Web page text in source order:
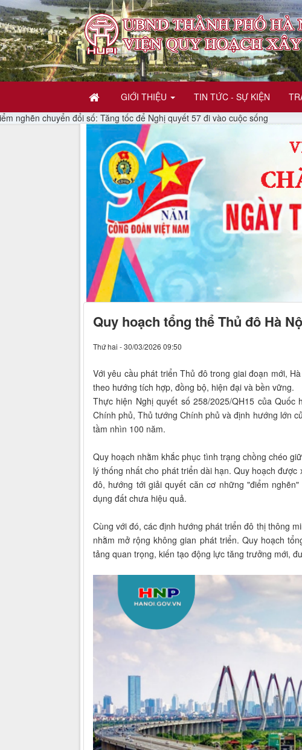
GIỚI THIỆU TIN TỨC - SỰ KIỆN
Quy hoạch tổng thể Thủ đô Hà
Thứ hai - 30/03/2026 09:50
Với yêu cầu phát triển Thủ đô trong giai đoạn mới,
theo hướng tích hợp, đồng bộ, hiện đại và bền vững.
Thực hiện Nghị quyết số 258/2025/QH15 của
Chính phủ, Thủ tướng Chính phủ và định hướng lớn
tầm nhìn 100 năm.
Quy hoạch nhằm khắc phục tình trạng chồng chéo
lý thống nhất cho phát triển dài hạn. Quy hoạch
đô, hướng tới giải quyết căn cơ những "điểm
dụng đất chưa hiệu quả.
Cùng với đó, các định hướng phát triển đô thị thông
nhằm mở rộng không gian phát triển. Quy hoạch
tảng quan trọng, kiến tạo động lực tăng trưởng mới,